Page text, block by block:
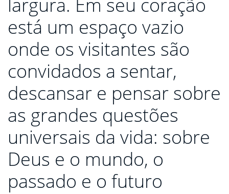
está um espaço vazio
onde os visitantes são
convidados a sentar,
descansar e pensar sobre
as grandes questões
universais da vida: sobre
Deus e o mundo, o
passado e o futuro